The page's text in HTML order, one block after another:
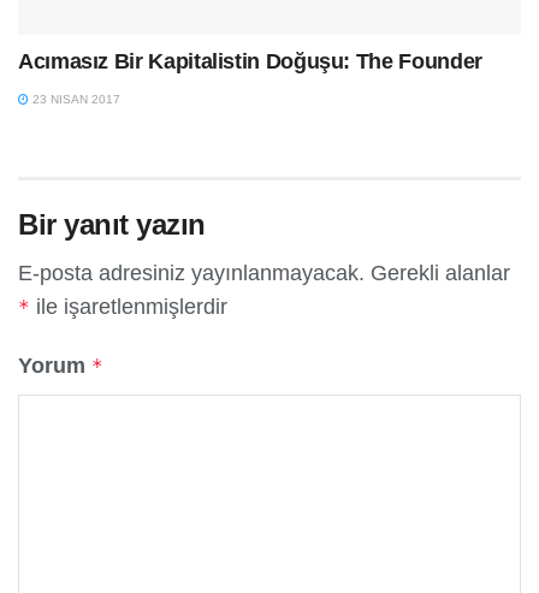
Acımasız Bir Kapitalistin Doğuşu: The Founder
23 NISAN 2017
Bir yanıt yazın
E-posta adresiniz yayınlanmayacak. Gerekli alanlar
* ile işaretlenmişlerdir
Yorum *